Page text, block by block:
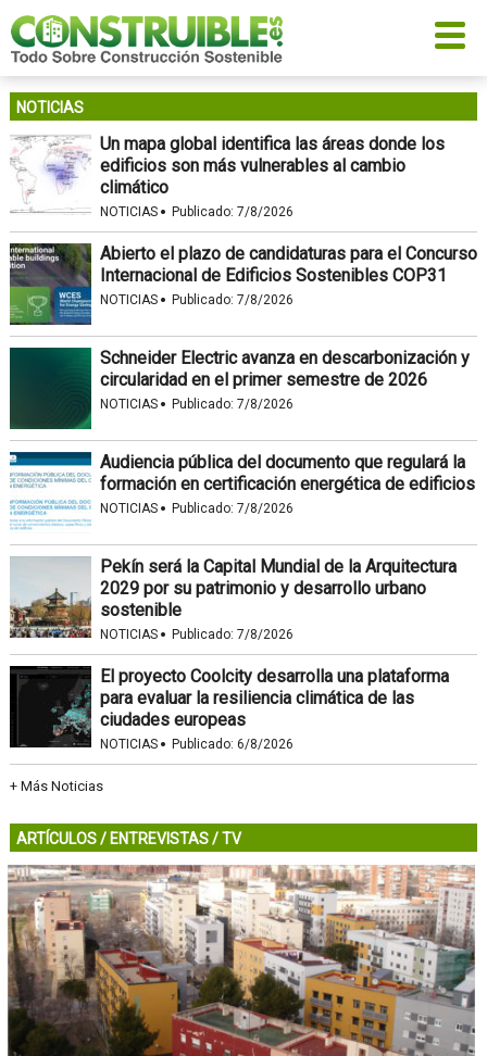
NOTICIAS
Un mapa global identifica las áreas donde los
edificios son más vulnerables al cambio
climático
NOTICIAS · Publicado: 7/8/2026
Abierto el plazo de candidaturas para el Concurso
Internacional de Edificios Sostenibles COP31
NOTICIAS · Publicado: 7/8/2026
Schneider Electric avanza en descarbonización y
circularidad en el primer semestre de 2026
NOTICIAS · Publicado: 7/8/2026
Audiencia pública del documento que regulará la
formación en certificación energética de edificios
NOTICIAS · Publicado: 7/8/2026
Pekín será la Capital Mundial de la Arquitectura
2029 por su patrimonio y desarrollo urbano
sostenible
NOTICIAS · Publicado: 7/8/2026
El proyecto Coolcity desarrolla una plataforma
para evaluar la resiliencia climática de las
ciudades europeas
NOTICIAS · Publicado: 6/8/2026
+ Más Noticias
ARTÍCULOS/ ENTREVISTAS/TV